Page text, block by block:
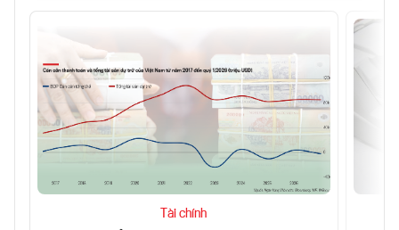
Tài chính